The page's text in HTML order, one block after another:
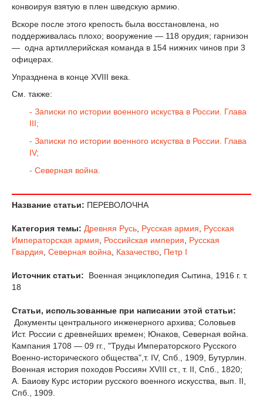
конвоируя взятую в плен шведскую армию.
Вскоре после этого крепость была восстановлена, но
поддерживалась плохо; вооружение — 118 орудия; гарнизон
— одна артиллерийская команда в 154 нижних чинов при 3
офицерах.
Упразднена в конце XVIII века.
См. также:
- Записки по истории военного искуства в России. Глава
III;
- Записки по истории военного искуства в России. Глава
IV;
- Северная война.
Название статьи: ПЕРЕВОЛОЧНА
Категория темы: Древняя Русь Русская армия
Русская
Императорская армия
Российская империя
Русская
Гвардия Северная война Казачество Петр I
Источник статьи:
Военная энциклопедия Сытина, 1916 г. т.
18
Статьи, использованные при написании этой статьи:
Документы центрального инженерного архива; Соловьев
Ист. России с древнейших времен; Юнаков, Северная война.
Кампания 1708 — 09 гг., "Труды Императорского Русского
Военно-исторического общества",т. IV, Спб., 1909, Бутурлин.
Военная история походов Россиян XVIII ст., т. II, Спб., 1820;
А. Баиову Курс истории русского военного искусства, вып. II,
Спб., 1909.